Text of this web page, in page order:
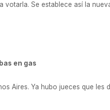
votarla. Se establece así la
en gas
Aires. Ya hubo jueces que